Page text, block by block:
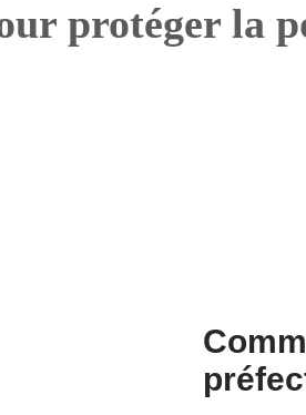
protéger la